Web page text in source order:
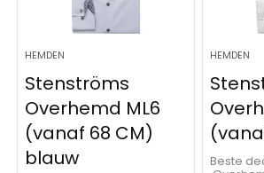
HEMDEN
Stenströms
Overhemd ML6
(vanaf 68 CM)
blauw
HEMDEN
Beste